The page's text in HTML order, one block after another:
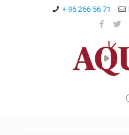
+ 96 266 56 71